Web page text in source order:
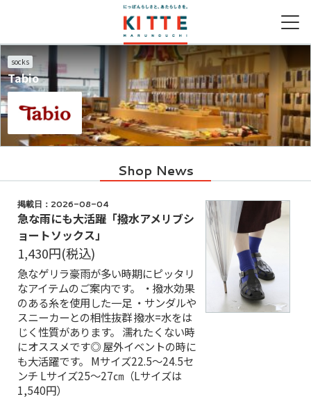
営業時間
アクセス
ファッション＆グッズ
ライフスタイルグッズ
フード＆レストラン
サービス
グルメガイドTOP
レストラン一覧
カフェ一覧
季節のメニュー
キッズメニュー一覧
取り扱いショップ一覧
新着ギフト
シネマガイドTOP
新着ギフト
キッズガイドTOP
socks
Tabio
Shop News
掲載日：2026-08-04
急な雨にも大活躍「撥水アメリブシ
ョートソックス」
1,430円(税込)
急なゲリラ豪雨が多い時期にピッタリ
なアイテムのご案内です。 ・撥水効果
のある糸を使用した一足 ・サンダルや
スニーカーとの相性抜群 撥水=水をは
じく性質があります。 濡れたくない時
にオススメです◎ 屋外イベントの時に
も大活躍です。 Mサイズ22.5〜24.5セ
ンチ Lサイズ25〜27㎝（Lサイズは
1,540円）